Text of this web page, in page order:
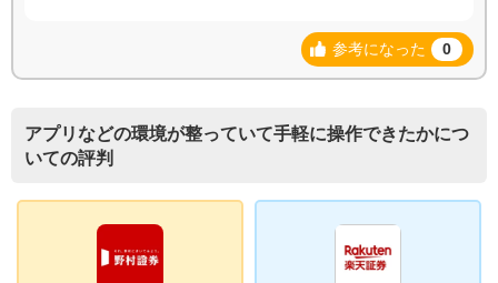
参考になった 0
アプリなどの環境が整っていて手軽に操作できたかにつ
いての評判